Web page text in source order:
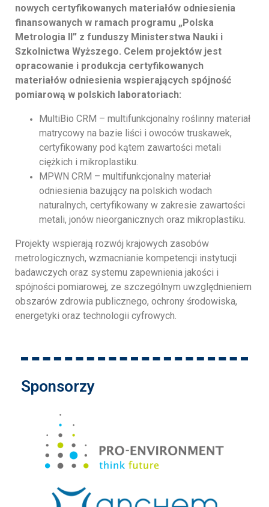
nowych certyfikowanych materiałów odniesienia
finansowanych w ramach programu „Polska
Metrologia II” z funduszy Ministerstwa Nauki i
Szkolnictwa Wyższego. Celem projektów jest
opracowanie i produkcja certyfikowanych
materiałów odniesienia wspierających spójność
pomiarową w polskich laboratoriach:
MultiBio CRM – multifunkcjonalny roślinny materiał
matrycowy na bazie liści i owoców truskawek,
certyfikowany pod kątem zawartości metali
ciężkich i mikroplastiku.
MPWN CRM – multifunkcjonalny materiał
odniesienia bazujący na polskich wodach
naturalnych, certyfikowany w zakresie zawartości
metali, jonów nieorganicznych oraz mikroplastiku.
Projekty wspierają rozwój krajowych zasobów
metrologicznych, wzmacnianie kompetencji instytucji
badawczych oraz systemu zapewnienia jakości i
spójności pomiarowej, ze szczególnym uwzględnieniem
obszarów zdrowia publicznego, ochrony środowiska,
energetyki oraz technologii cyfrowych.
Sponsorzy